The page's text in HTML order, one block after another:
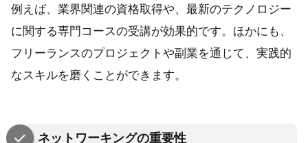
例えば、業界関連の資格取得や、最新のテクノロジー
に関する専門コースの受講が効果的です。ほかにも、
フリーランスのプロジェクトや副業を通じて、実践的
なスキルを磨くことができます。
ネットワーキングの重要性